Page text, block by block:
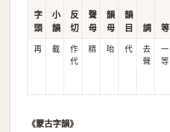
字
頭
小
韻
反
切
聲
母
韻
母
韻
目
調 等
再 載
作
代
精 咍 代
去
聲
一
等
《蒙古字韻》